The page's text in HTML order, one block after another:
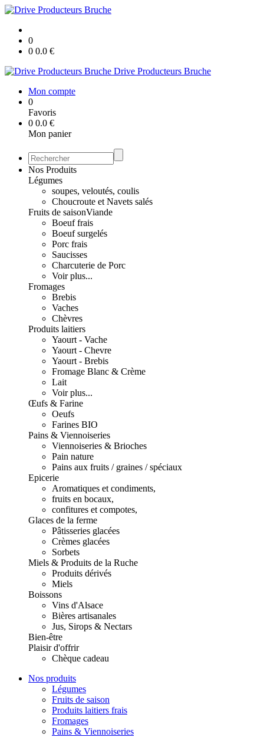
0
0 0.0 €
Drive Producteurs Bruche
Mon compte
0
Favoris
0 0.0 €
Mon panier
Nos Produits
Légumes
soupes, veloutés, coulis
Choucroute et Navets salés
Fruits de saisonViande
Boeuf frais
Boeuf surgelés
Porc frais
Saucisses
Charcuterie de Porc
Voir plus...
Fromages
Brebis
Vaches
Chèvres
Produits laitiers
Yaourt - Vache
Yaourt - Chevre
Yaourt - Brebis
Fromage Blanc & Crème
Lait
Voir plus...
Œufs & Farine
Oeufs
Farines BIO
Pains & Viennoiseries
Viennoiseries & Brioches
Pain nature
Pains aux fruits / graines / spéciaux
Epicerie
Aromatiques et condiments,
fruits en bocaux,
confitures et compotes,
Glaces de la ferme
Pâtisseries glacées
Crèmes glacées
Sorbets
Miels & Produits de la Ruche
Produits dérivés
Miels
Boissons
Vins d'Alsace
Bières artisanales
Jus, Sirops & Nectars
Bien-être
Plaisir d'offrir
Chèque cadeau
Nos produits
Légumes
Fruits de saison
Produits laitiers frais
Fromages
Pains & Viennoiseries